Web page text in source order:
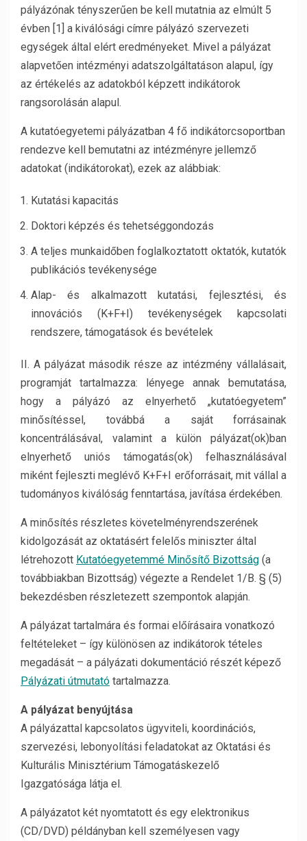
pályázónak tényszerűen be kell mutatnia az elmúlt 5
évben [1] a kiválósági címre pályázó szervezeti
egységek által elért eredményeket. Mivel a pályázat
alapvetően intézményi adatszolgáltatáson alapul, így
az értékelés az adatokból képzett indikátorok
rangsorolásán alapul.
A kutatóegyetemi pályázatban 4 fő indikátorcsoportban
rendezve kell bemutatni az intézményre jellemző
adatokat (indikátorokat), ezek az alábbiak:
Kutatási kapacitás
Doktori képzés és tehetséggondozás
A teljes munkaidőben foglalkoztatott oktatók, kutatók
publikációs tevékenysége
Alap- és alkalmazott kutatási, fejlesztési, és
innovációs (K+F+I) tevékenységek kapcsolati
rendszere, támogatások és bevételek
II. A pályázat második része az intézmény vállalásait,
programját tartalmazza: lényege annak bemutatása,
hogy a pályázó az elnyerhető „kutatóegyetem”
minősítéssel, továbbá a saját forrásainak
koncentrálásával, valamint a külön pályázat(ok)ban
elnyerhető uniós támogatás(ok) felhasználásával
miként fejleszti meglévő K+F+I erőforrásait, mit vállal a
tudományos kiválóság fenntartása, javítása érdekében.
A minősítés részletes követelményrendszerének
kidolgozását az oktatásért felelős miniszter által
létrehozott Kutatóegyetemmé Minősítő Bizottság (a
továbbiakban Bizottság) végezte a Rendelet 1/B. § (5)
bekezdésben részletezett szempontok alapján.
A pályázat tartalmára és formai előírásaira vonatkozó
feltételeket – így különösen az indikátorok tételes
megadását – a pályázati dokumentáció részét képező
Pályázati útmutató tartalmazza.
A pályázat benyújtása
A pályázattal kapcsolatos ügyviteli, koordinációs,
szervezési, lebonyolítási feladatokat az Oktatási és
Kulturális Minisztérium Támogatáskezelő
Igazgatósága látja el.
A pályázatot két nyomtatott és egy elektronikus
(CD/DVD) példányban kell személyesen vagy